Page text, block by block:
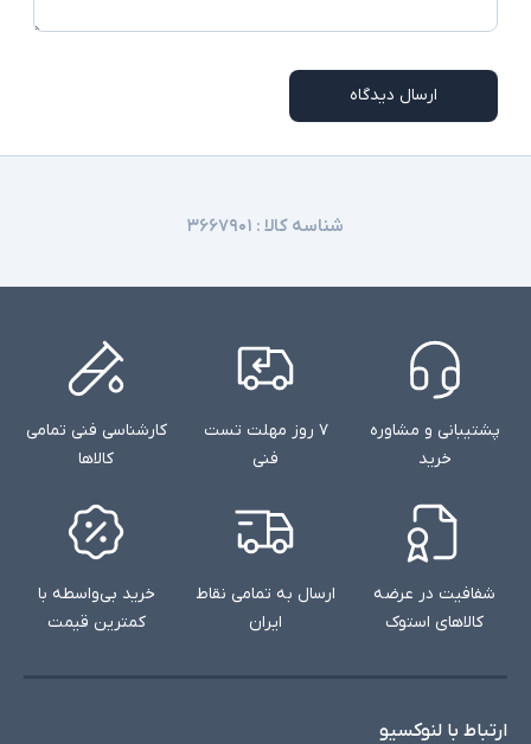
توضیحات تکمیلی
امکاناتی نظیر اسلات سیم کارت، نور پس زمینه
همه مدلها وجود ندارند
ارسال دیدگاه
شناسه کالا : ۳۶۶۷۹۰۱
پشتیبانی و مشاوره
خرید
۷ روز مهلت تست
فنی
کارشناسی فنی تمامی
کالاها
شفافیت در عرضه
کالاهای استوک
ارسال به تمامی نقاط
ایران
خرید بی‌واسطه با
کمترین قیمت
ارتباط با لنوکسیو